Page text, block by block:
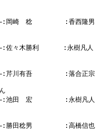
岡崎　稔        :香西隆男
々木勝利      :永樹凡人
芹川有吾        :落合正宗
池田　宏        :永樹凡人
勝田稔男        :高橋信也